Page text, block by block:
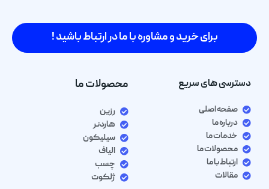
برای خرید و مشاوره با ما در ارتباط باشید !
دسترسی های سریع
صفحه اصلی
درباره ما
خدمات ما
محصولات ما
ارتباط با ما
مقالات
محصولات ما
رزین
هاردنر
سیلیکون
الیاف
چسب
ژلکوت